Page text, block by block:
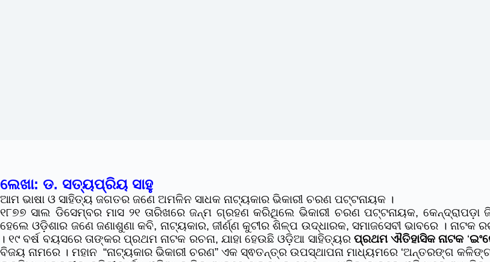
ଲେଖା: ଡ. ସତ୍ୟପ୍ରିୟ ସାହୁ
ଆମ ଭାଷା ଓ ସାହିତ୍ୟ ଜଗତର ଜଣେ ଅମଳିନ ସାଧକ ନାଟ୍ୟକାର ଭିକାରୀ ଚରଣ ପଟ୍ଟନାୟକ ।
୧୮୭୭ ସାଲ ଡିସେମ୍ବର ମାସ ୨୧ ତାରିଖରେ ଜନ୍ମ ଗ୍ରହଣ କରିଥିଲେ ଭିକାରୀ ଚରଣ ପଟ୍ଟନାୟକ,
ହେଲେ ଓଡ଼ିଶାର ଜଣେ ଜଣାଶୁଣା କବି, ନାଟ୍ୟକାର, ଜୀର୍ଣ୍ଣ କୁଟୀର ଶିଳ୍ପ ଉଦ୍ଧାରକ, ସମାଜସେବୀ ଭାବରେ । ନାଟକ
। ୧୯ ବର୍ଷ ବୟସରେ ତାଙ୍କର ପ୍ରଥମ ନାଟକ ରଚନା, ଯାହା ହେଉଛି ଓଡ଼ିଆ ସାହିତ୍ୟର ପ୍ରଥମ ଐତିହାସିକ ନାଟକ ‘
ବିଜୟ ନାମରେ । ମହାନ “ନାଟ୍ୟକାର ଭିକାରୀ ଚରଣ” ଏକ ସ୍ଵତନ୍ତ୍ର ଉପସ୍ଥାପନା ମାଧ୍ୟମରେ ‘ଅନ୍ତରଙ୍ଗ